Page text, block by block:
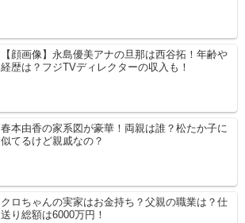
【顔画像】永島優美アナの旦那は西谷拓！年齢や
経歴は？フジTVディレクターの収入も！
春本由香の家系図が豪華！両親は誰？松たか子に
似てるけど親戚なの？
クロちゃんの実家はお金持ち？父親の職業は？仕
送り総額は6000万円！